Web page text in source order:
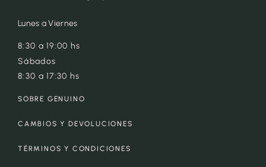
Lunes a Viernes
8:30 a 19:00 hs
Sábados
8:30 a 17:30 hs
SOBRE GENUINO
CAMBIOS Y DEVOLUCIONES
TÉRMINOS Y CONDICIONES